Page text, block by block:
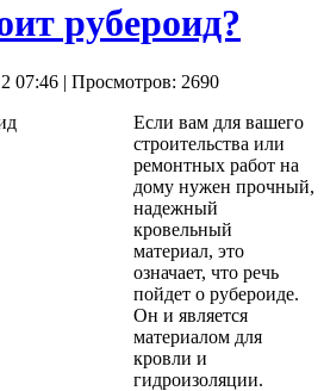
рубероид?
07:46 | Просмотров: 2690
Если вам для вашего
строительства или
ремонтных работ на
дому нужен прочный,
надежный
кровельный
материал, это
означает, что речь
пойдет о рубероиде.
Он и является
материалом для
кровли и
гидроизоляции.